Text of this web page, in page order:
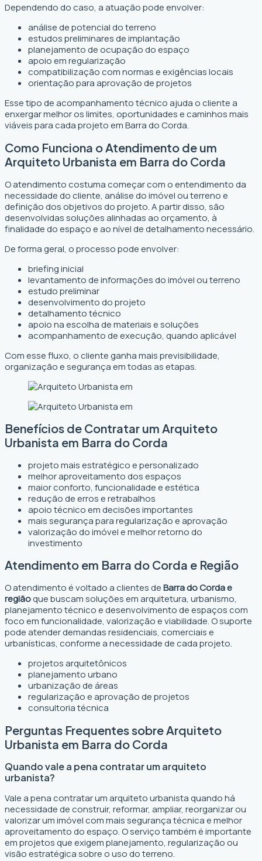
Dependendo do caso, a atuação pode envolver:
análise de potencial do terreno
estudos preliminares de implantação
planejamento de ocupação do espaço
apoio em regularização
compatibilização com normas e exigências locais
orientação para aprovação de projetos
Esse tipo de acompanhamento técnico ajuda o cliente a
enxergar melhor os limites, oportunidades e caminhos mais
viáveis para cada projeto em Barra do Corda.
Como Funciona o Atendimento de um
Arquiteto Urbanista em Barra do Corda
O atendimento costuma começar com o entendimento da
necessidade do cliente, análise do imóvel ou terreno e
definição dos objetivos do projeto. A partir disso, são
desenvolvidas soluções alinhadas ao orçamento, à
finalidade do espaço e ao nível de detalhamento necessário.
De forma geral, o processo pode envolver:
briefing inicial
levantamento de informações do imóvel ou terreno
estudo preliminar
desenvolvimento do projeto
detalhamento técnico
apoio na escolha de materiais e soluções
acompanhamento de execução, quando aplicável
Com esse fluxo, o cliente ganha mais previsibilidade,
organização e segurança em todas as etapas.
Benefícios de Contratar um Arquiteto
Urbanista em Barra do Corda
projeto mais estratégico e personalizado
melhor aproveitamento dos espaços
maior conforto, funcionalidade e estética
redução de erros e retrabalhos
apoio técnico em decisões importantes
mais segurança para regularização e aprovação
valorização do imóvel e melhor retorno do
investimento
Atendimento em Barra do Corda e Região
O atendimento é voltado a clientes deBarra do Corda e
regiãoque buscam soluções em arquitetura, urbanismo,
planejamento técnico e desenvolvimento de espaços com
foco em funcionalidade, valorização e viabilidade. O suporte
pode atender demandas residenciais, comerciais e
urbanísticas, conforme a necessidade de cada projeto.
projetos arquitetônicos
planejamento urbano
urbanização de áreas
regularização e aprovação de projetos
consultoria técnica
Perguntas Frequentes sobre Arquiteto
Urbanista em Barra do Corda
Quando vale a pena contratar um arquiteto
urbanista?
Vale a pena contratar um arquiteto urbanista quando há
necessidade de construir, reformar, ampliar, reorganizar ou
valorizar um imóvel com mais segurança técnica e melhor
aproveitamento do espaço. O serviço também é importante
em projetos que exigem planejamento, regularização ou
visão estratégica sobre o uso do terreno.